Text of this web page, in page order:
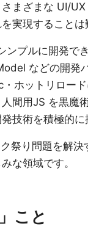
まざまな UI/
実現することは
ンプルに開発で
などの開発
ホットリロー
間用JS を黒魔
技術を積極的に
祭り問題を解
な領域です。
こと